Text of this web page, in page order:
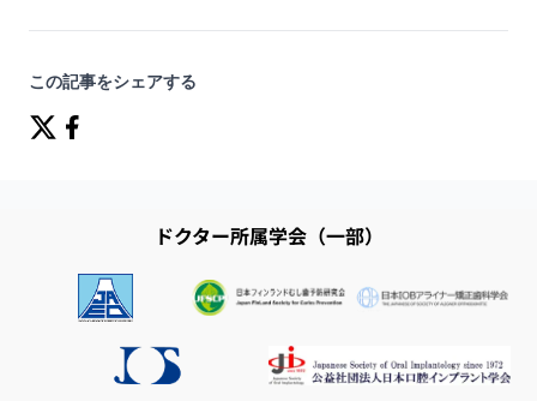
この記事をシェアする
ドクター所属学会（一部）